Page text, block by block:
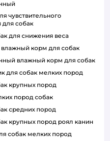
собак
для снижения веса
влажный корм для собак
влажный корм для собак
для собак мелких пород
крупных пород
пород собак
средних пород
крупных пород роял канин
собак мелких пород